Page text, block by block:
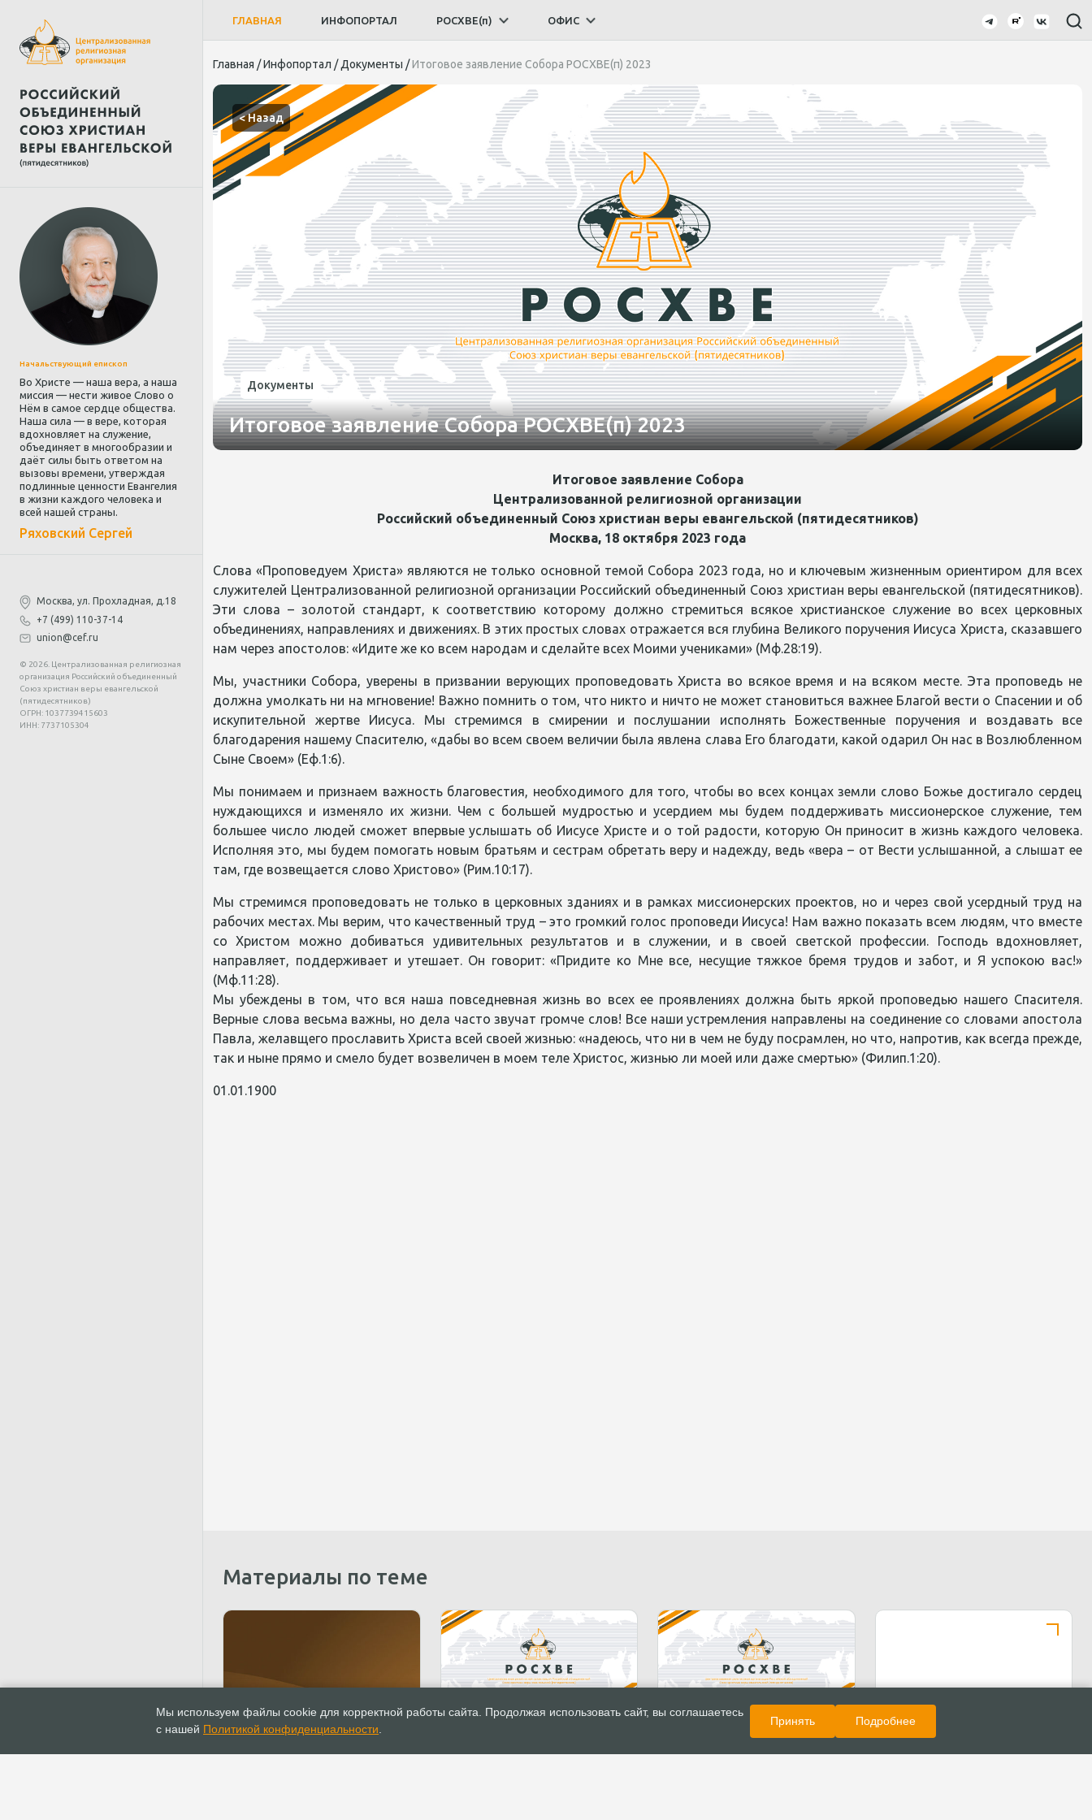
Начальствующий епископ
Во Христе — наша вера, а наша
миссия — нести живое Слово о
Нём в самое сердце общества.
Наша сила — в вере, которая
вдохновляет на служение,
объединяет в многообразии и
даёт силы быть ответом на
вызовы времени, утверждая
подлинные ценности Евангелия
в жизни каждого человека и
всей нашей страны.
Ряховский Сергей
Москва, ул. Прохладная, д.18
+7 (499) 110-37-14
union@cef.ru
© 2026. Централизованная религиозная
организация Российский объединенный
Союз христиан веры евангельской
(пятидесятников)
ОГРН: 1037739415603
ИНН: 7737105304
ГЛАВНАЯ ИНФОПОРТАЛ РОСХВЕ(п) ОФИС
Главная /Инфопортал /Документы /Итоговое заявление Собора РОСХВЕ(п) 2023
< Назад
Документы
Итоговое заявление Собора РОСХВЕ(п) 2023
Итоговое заявление Собора
Централизованной религиозной организации
Российский объединенный Союз христиан веры евангельской (пятидесятников)
Москва, 18 октября 2023 года
Слова «Проповедуем Христа» являются не только основной темой Собора 2023 года, но и ключевым жизненным ориентиром для всех
служителей Централизованной религиозной организации Российский объединенный Союз христиан веры евангельской (пятидесятников).
Эти слова – золотой стандарт, к соответствию которому должно стремиться всякое христианское служение во всех церковных
объединениях, направлениях и движениях. В этих простых словах отражается вся глубина Великого поручения Иисуса Христа, сказавшего
нам через апостолов: «Идите же ко всем народам и сделайте всех Моими учениками» (Мф.28:19).
Мы, участники Собора, уверены в призвании верующих проповедовать Христа во всякое время и на всяком месте. Эта проповедь не
должна умолкать ни на мгновение! Важно помнить о том, что никто и ничто не может становиться важнее Благой вести о Спасении и об
искупительной жертве Иисуса. Мы стремимся в смирении и послушании исполнять Божественные поручения и воздавать все
благодарения нашему Спасителю, «дабы во всем своем величии была явлена слава Его благодати, какой одарил Он нас в Возлюбленном
Сыне Своем» (Еф.1:6).
Мы понимаем и признаем важность благовестия, необходимого для того, чтобы во всех концах земли слово Божье достигало сердец
нуждающихся и изменяло их жизни. Чем с большей мудростью и усердием мы будем поддерживать миссионерское служение, тем
большее число людей сможет впервые услышать об Иисусе Христе и о той радости, которую Он приносит в жизнь каждого человека.
Исполняя это, мы будем помогать новым братьям и сестрам обретать веру и надежду, ведь «вера – от Вести услышанной, а слышат ее
там, где возвещается слово Христово» (Рим.10:17).
Мы стремимся проповедовать не только в церковных зданиях и в рамках миссионерских проектов, но и через свой усердный труд на
рабочих местах. Мы верим, что качественный труд – это громкий голос проповеди Иисуса! Нам важно показать всем людям, что вместе
со Христом можно добиваться удивительных результатов и в служении, и в своей светской профессии. Господь вдохновляет,
направляет, поддерживает и утешает. Он говорит: «Придите ко Мне все, несущие тяжкое бремя трудов и забот, и Я успокою вас!»
(Мф.11:28).
Мы убеждены в том, что вся наша повседневная жизнь во всех ее проявлениях должна быть яркой проповедью нашего Спасителя.
Верные слова весьма важны, но дела часто звучат громче слов! Все наши устремления направлены на соединение со словами апостола
Павла, желавщего прославить Христа всей своей жизнью: «надеюсь, что ни в чем не буду посрамлен, но что, напротив, как всегда прежде,
так и ныне прямо и смело будет возвеличен в моем теле Христос, жизнью ли моей или даже смертью» (Филип.1:20).
01.01.1900
Материалы по теме
Установлен новый порядок
представления годовой
Положение об удостоверении
Позиция РОСХВЕ(п)
относительно введения
Мы используем файлы cookie для корректной работы сайта. Продолжая использовать сайт, вы соглашаетесь
с нашей Политикой конфиденциальности
Принять Подробнее